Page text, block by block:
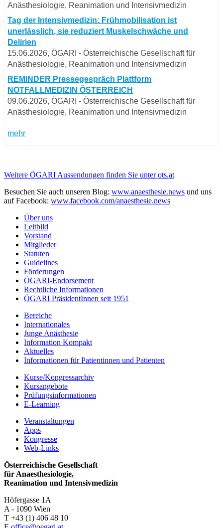
Anästhesiologie, Reanimation und Intensivmedizin
Tag der Intensivmedizin: Frühmobilisation ist
unerlässlich, sie reduziert Muskelschwäche und
Delirien
15.06.2026, ÖGARI - Österreichische Gesellschaft für
Anästhesiologie, Reanimation und Intensivmedizin
REMINDER Pressegespräch Plattform
NOTFALLMEDIZIN ÖSTERREICH
09.06.2026, ÖGARI - Österreichische Gesellschaft für
Anästhesiologie, Reanimation und Intensivmedizin
mehr
Weitere ÖGARI Aussendungen finden Sie unter ots.at
Besuchen Sie auch unseren Blog: www.anaesthesie.news und uns
auf Facebook: www.facebook.com/anaesthesie.news
Über uns
Leitbild
Vorstand
Mitglieder
Statuten
Guidelines
Förderungen
ÖGARI-Endorsement
Rechtliche Informationen
ÖGARI PräsidentInnen seit 1951
Bereiche
Internationales
Junge Anästhesie
Information Kompakt
Aktuelles
Informationen für Patientinnen und Patienten
Kurse/Kongressarchiv
Kursangebote
Prüfungsinformationen
E-Learning
Veranstaltungen
Apps
Kongresse
Web-Links
Österreichische Gesellschaft
für Anaesthesiologie,
Reanimation und Intensivmedizin
Höfergasse 1A
A - 1090 Wien
T +43 (1) 406 48 10